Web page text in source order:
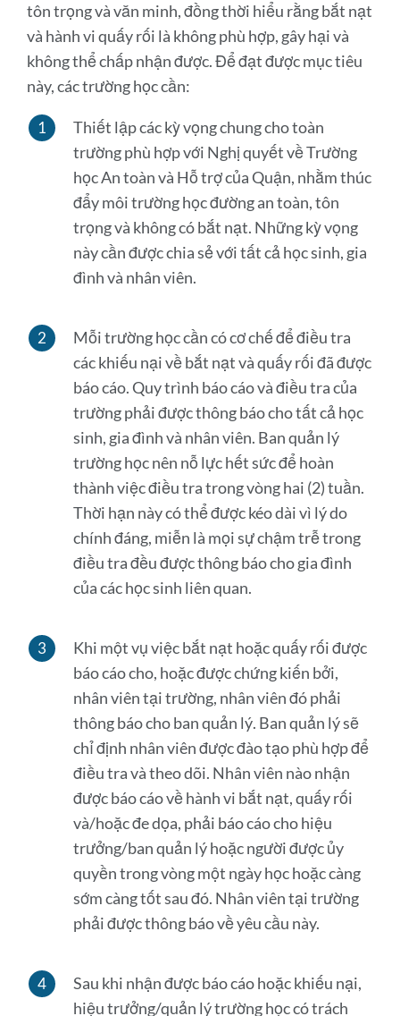
tôn trọng và văn minh, đồng thời hiểu rằng bắt nạt
và hành vi quấy rối là không phù hợp, gây hại và
không thể chấp nhận được. Để đạt được mục tiêu
này, các trường học cần:
Thiết lập các kỳ vọng chung cho toàn
trường phù hợp với Nghị quyết về Trường
học An toàn và Hỗ trợ của Quận, nhằm thúc
đẩy môi trường học đường an toàn, tôn
trọng và không có bắt nạt. Những kỳ vọng
này cần được chia sẻ với tất cả học sinh, gia
đình và nhân viên.
Mỗi trường học cần có cơ chế để điều tra
các khiếu nại về bắt nạt và quấy rối đã được
báo cáo. Quy trình báo cáo và điều tra của
trường phải được thông báo cho tất cả học
sinh, gia đình và nhân viên. Ban quản lý
trường học nên nỗ lực hết sức để hoàn
thành việc điều tra trong vòng hai (2) tuần.
Thời hạn này có thể được kéo dài vì lý do
chính đáng, miễn là mọi sự chậm trễ trong
điều tra đều được thông báo cho gia đình
của các học sinh liên quan.
Khi một vụ việc bắt nạt hoặc quấy rối được
báo cáo cho, hoặc được chứng kiến ​​bởi,
nhân viên tại trường, nhân viên đó phải
thông báo cho ban quản lý. Ban quản lý sẽ
chỉ định nhân viên được đào tạo phù hợp để
điều tra và theo dõi. Nhân viên nào nhận
được báo cáo về hành vi bắt nạt, quấy rối
và/hoặc đe dọa, phải báo cáo cho hiệu
trưởng/ban quản lý hoặc người được ủy
quyền trong vòng một ngày học hoặc càng
sớm càng tốt sau đó. Nhân viên tại trường
phải được thông báo về yêu cầu này.
Sau khi nhận được báo cáo hoặc khiếu nại,
hiệu trưởng/quản lý trường học có trách